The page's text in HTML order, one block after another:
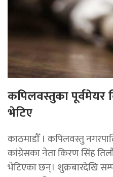
कपिलवस्तुका
भेटिए
काठमाडाैँ । कपिलवस्तु
कांग्रेसका नेता किरण सिंह
भेटिएका छन्। शुक्रबारदेखि